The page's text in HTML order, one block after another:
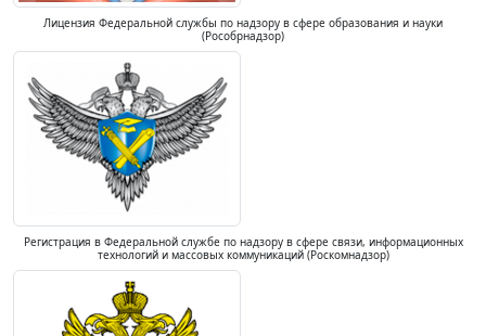
Лицензия Федеральной службы по надзору в сфере образования и науки
(Рособрнадзор)
Регистрация в Федеральной службе по надзору в сфере связи, информационных
технологий и массовых коммуникаций (Роскомнадзор)